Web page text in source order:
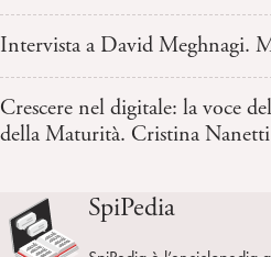
Intervista a David Meghnagi.
Crescere nel digitale: la voce
della Maturità. Cristina Nanetti
SpiPedia